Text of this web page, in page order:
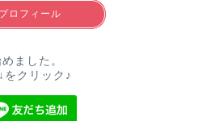
プロフィール
ました。
をクリック♪